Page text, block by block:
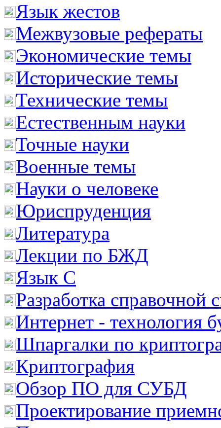
Язык жестов
Межвузовые рефераты
Экономические темы
Исторические темы
Технические темы
Естественным науки
Точные науки
Военные темы
Науки о человеке
Юриспруденция
Литература
Лекции по БЖД
Язык С
Разработка справочной
Интернет - технология
Шпаргалки по
Криптография
Обзор ПО для СУБД
Проектирование